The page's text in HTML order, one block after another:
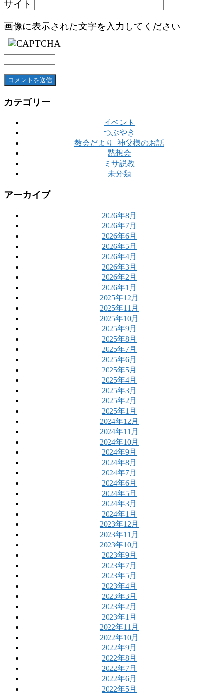
サイト
画像に表示された文字を入力してください
カテゴリー
イベント
つぶやき
教会だより_神父様のお話
黙想会
ミサ説教
未分類
アーカイブ
2026年8月
2026年7月
2026年6月
2026年5月
2026年4月
2026年3月
2026年2月
2026年1月
2025年12月
2025年11月
2025年10月
2025年9月
2025年8月
2025年7月
2025年6月
2025年5月
2025年4月
2025年3月
2025年2月
2025年1月
2024年12月
2024年11月
2024年10月
2024年9月
2024年8月
2024年7月
2024年6月
2024年5月
2024年3月
2024年1月
2023年12月
2023年11月
2023年10月
2023年9月
2023年7月
2023年5月
2023年4月
2023年3月
2023年2月
2023年1月
2022年11月
2022年10月
2022年9月
2022年8月
2022年7月
2022年6月
2022年5月